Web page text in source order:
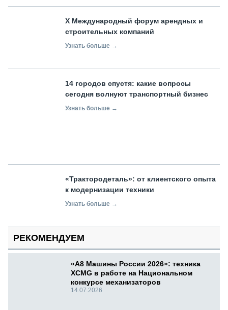
X Международный форум арендных и
строительных компаний
Узнать больше →
14 городов спустя: какие вопросы
сегодня волнуют транспортный бизнес
Узнать больше →
«Трактородеталь»: от клиентского опыта
к модернизации техники
Узнать больше →
РЕКОМЕНДУЕМ
«А8 Машины России 2026»: техника
XCMG в работе на Национальном
конкурсе механизаторов
14.07.2026